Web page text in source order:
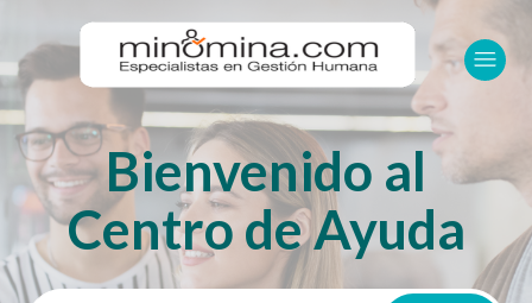
BúsquedaBienvenido al
Centro de Ayuda